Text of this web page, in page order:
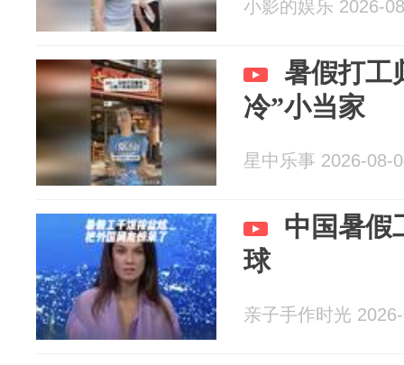
小影的娱乐 2026-
暑假打工
冷”小当家
星中乐事 2026-08-
中国暑假
球
亲子手作时光